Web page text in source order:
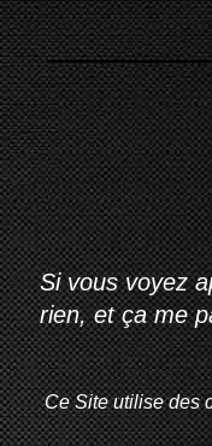
Si vous voyez
rien, et ça me
Ce Site utilise des